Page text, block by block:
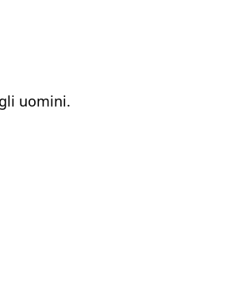
uomini.